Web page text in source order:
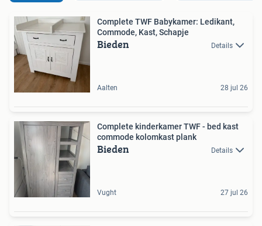
Complete TWF Babykamer: Ledikant,
Commode, Kast, Schapje
Bieden Details
Aalten 28 jul 26
Complete kinderkamer TWF - bed kast
commode kolomkast plank
Bieden Details
Vught 27 jul 26